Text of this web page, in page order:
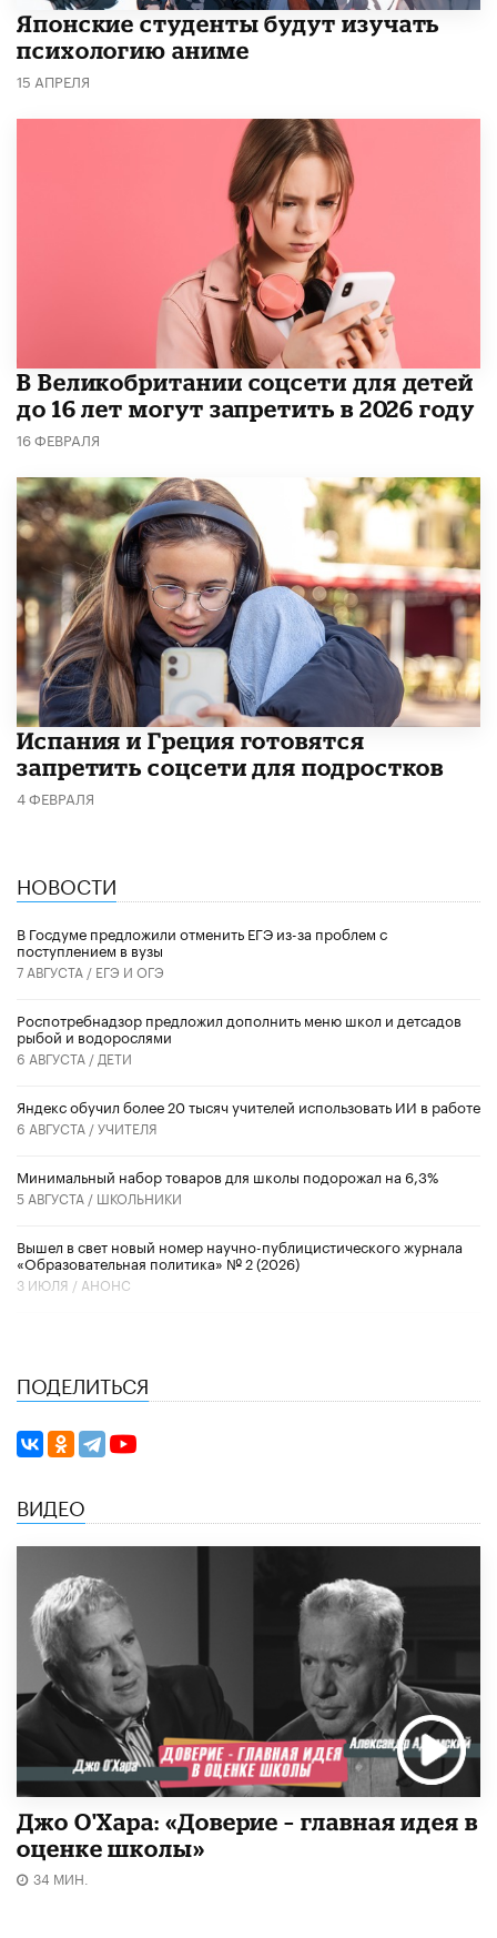
Японские студенты будут изучать
психологию аниме
15 АПРЕЛЯ
В Великобритании соцсети для детей
до 16 лет могут запретить в 2026 году
16 ФЕВРАЛЯ
Испания и Греция готовятся
запретить соцсети для подростков
4 ФЕВРАЛЯ
НОВОСТИ
В Госдуме предложили отменить ЕГЭ из-за проблем с
поступлением в вузы
7 АВГУСТА / ЕГЭ И ОГЭ
Роспотребнадзор предложил дополнить меню школ и детсадов
рыбой и водорослями
6 АВГУСТА / ДЕТИ
​Яндекс обучил более 20 тысяч учителей использовать ИИ в работе
6 АВГУСТА /УЧИТЕЛЯ
Минимальный набор товаров для школы подорожал на 6,3%
5 АВГУСТА / ШКОЛЬНИКИ
Вышел в свет новый номер научно-публицистического журнала
«Образовательная политика» № 2 (2026)
3 ИЮЛЯ / АНОНС
ПОДЕЛИТЬСЯ
ВИДЕО
Джо О'Хара: «Доверие – главная идея в
оценке школы»
34 МИН.